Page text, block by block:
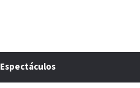
Espectáculos